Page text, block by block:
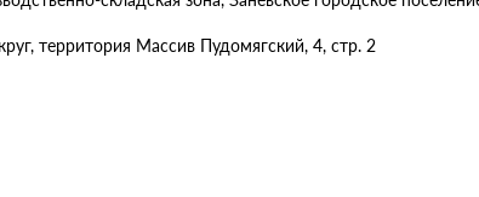
территория Массив Пудомягский, 4, стр. 2